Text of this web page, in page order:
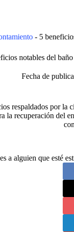
- 5
notables del
Fecha de
respaldados por la
la recuperación del
a alguien que esté